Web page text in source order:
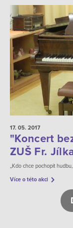
17. 05. 2017
"Koncert
ZUŠ Fr.
„Kdo chce pochopit
Více o této akci